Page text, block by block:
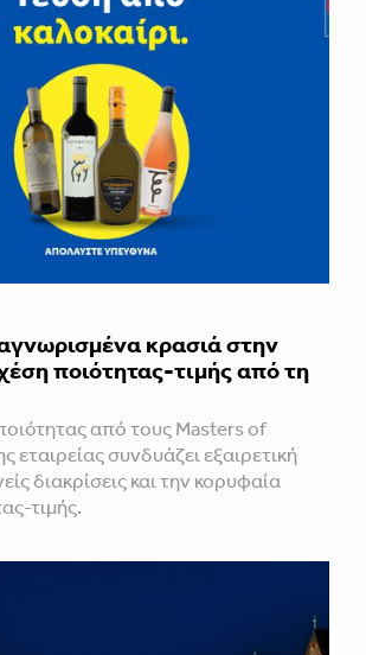
κρασιά στην
ποιότητας-τιμής από τη
από τους Masters of
εταιρείας συνδυάζει εξαιρετική
διακρίσεις και την κορυφαία
τιμής.